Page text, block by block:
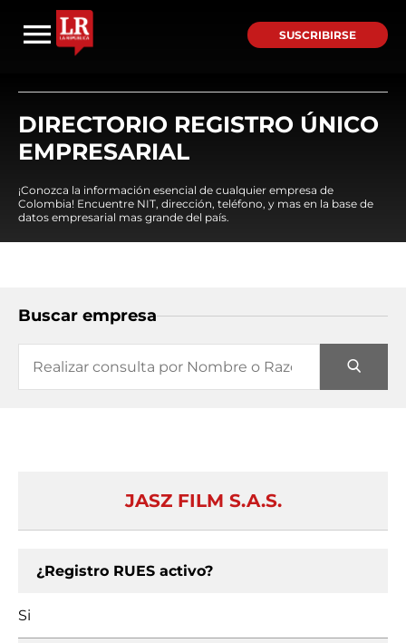
SUSCRIBIRSE
DIRECTORIO REGISTRO ÚNICO
EMPRESARIAL
¡Conozca la información esencial de cualquier empresa de
Colombia! Encuentre NIT, dirección, teléfono, y mas en la base de
datos empresarial mas grande del país.
Buscar empresa
JASZ FILM S.A.S.
¿Registro RUES activo?
Si